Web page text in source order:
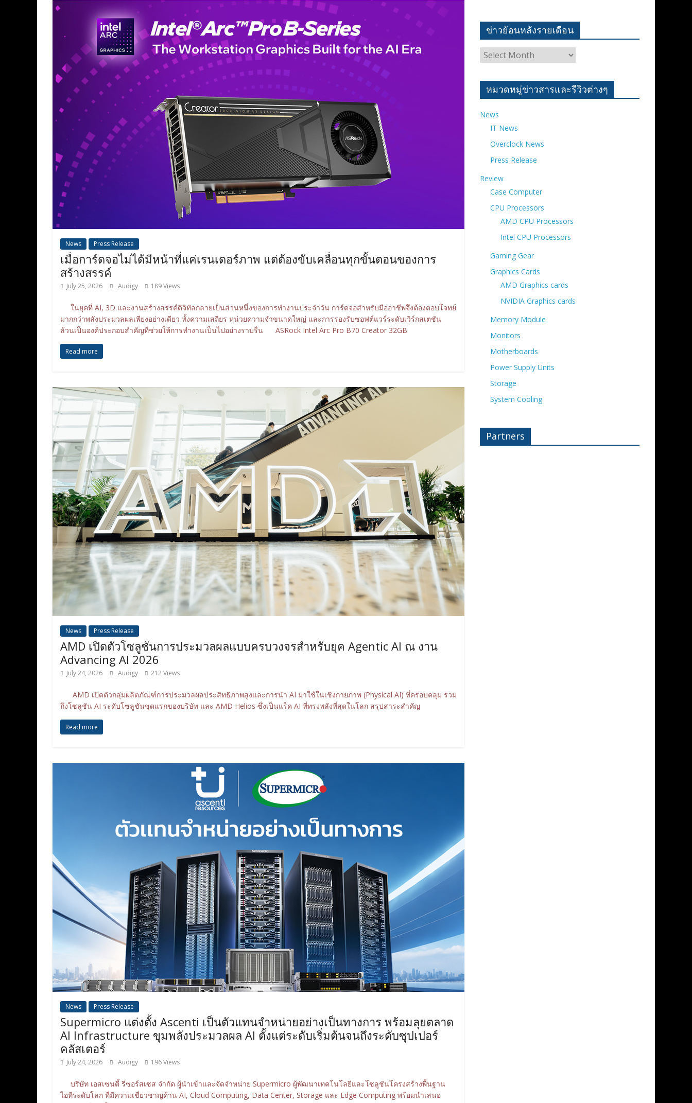
News Press Release
เมื่อการ์ดจอไม่ได้มีหน้าที่แค่เรนเดอร์ภาพ แต่ต้องขับเคลื่อนทุกขั้นตอนของการ
สร้างสรรค์
July 25, 2026 Audigy 189 Views
ในยุคที่ AI, 3D และงานสร้างสรรค์ดิจิทัลกลายเป็นส่วนหนึ่งของการทำงานประจำวัน การ์ดจอสำหรับมืออาชีพจึงต้องตอบโจทย์
มากกว่าพลังประมวลผลเพียงอย่างเดียว ทั้งความเสถียร หน่วยความจำขนาดใหญ่ และการรองรับซอฟต์แวร์ระดับเวิร์กสเตชัน
ล้วนเป็นองค์ประกอบสำคัญที่ช่วยให้การทำงานเป็นไปอย่างราบรื่น ASRock Intel Arc Pro B70 Creator 32GB
Read more
News Press Release
AMD เปิดตัวโซลูชันการประมวลผลแบบครบวงจรสำหรับยุค Agentic AI ณ งาน
Advancing AI 2026
July 24, 2026 Audigy 212 Views
AMD เปิดตัวกลุ่มผลิตภัณฑ์การประมวลผลประสิทธิภาพสูงและการนำ AI มาใช้ในเชิงกายภาพ (Physical AI) ที่ครอบคลุม รวม
ถึงโซลูชัน AI ระดับโซลูชันชุดแรกของบริษัท และ AMD Helios ซึ่งเป็นแร็ค AI ที่ทรงพลังที่สุดในโลก สรุปสาระสำคัญ
Read more
News Press Release
Supermicro แต่งตั้ง Ascenti เป็นตัวแทนจำหน่ายอย่างเป็นทางการ พร้อมลุยตลาด
AI Infrastructure ขุมพลังประมวลผล AI ตั้งแต่ระดับเริ่มต้นจนถึงระดับซุปเปอร์
คลัสเตอร์
July 24, 2026 Audigy 196 Views
บริษัท เอสเซนตี้ รีซอร์สเซส จำกัด ผู้นำเข้าและจัดจำหน่าย Supermicro ผู้พัฒนาเทคโนโลยีและโซลูชันโครงสร้างพื้นฐาน
ไอทีระดับโลก ที่มีความเชี่ยวชาญด้าน AI, Cloud Computing, Data Center, Storage และ Edge Computing พร้อมนำเสนอ
ข่าวย้อนหลังรายเดือน
ข่าว
ย้อน
ราย
เดือน
หมวดหมู่ข่าวสารและรีวิวต่างๆ
News
IT News
Overclock News
Press Release
Review
Case Computer
CPU Processors
AMD CPU Processors
Intel CPU Processors
Gaming Gear
Graphics Cards
AMD Graphics cards
NVIDIA Graphics cards
Memory Module
Monitors
Motherboards
Power Supply Units
Storage
System Cooling
Partners